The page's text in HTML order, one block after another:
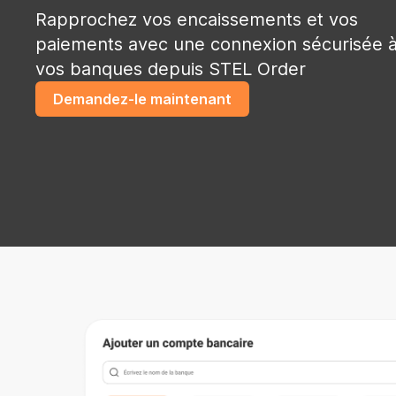
Rapprochez vos encaissements et vos
paiements avec une connexion sécurisée
vos banques depuis STEL Order
Demandez-le maintenant